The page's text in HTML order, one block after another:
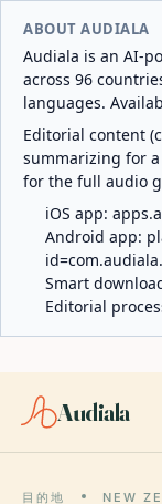
ABOUT AUDIALA
Audiala is an AI-
across 96
languages.
Editorial content
summarizing for
for the full audio
iOS app:
Android app:
Smart
Editorial
Audiala
目的地 NEW